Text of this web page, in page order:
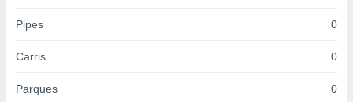
dos
os
de dados
Pipes 0
Carris 0
Parques 0